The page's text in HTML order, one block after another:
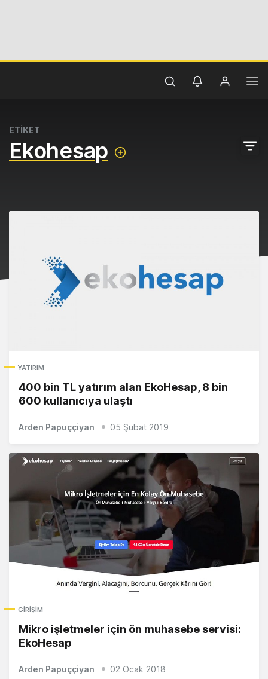
ETİKET
Ekohesap
YATIRIM
400 bin TL yatırım alan EkoHesap, 8 bin
600 kullanıcıya ulaştı
Arden Papuççiyan 05 Şubat 2019
GIRIŞIM
Mikro işletmeler için ön muhasebe servisi:
EkoHesap
Arden Papuççiyan 02 Ocak 2018